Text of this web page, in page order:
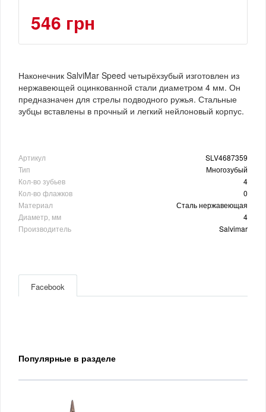
546 грн
Наконечник SalviMar Speed четырёхзубый изготовлен из
нержавеющей оцинкованной стали диаметром 4 мм. Он
предназначен для стрелы подводного ружья. Стальные
зубцы вставлены в прочный и легкий нейлоновый корпус.
Артикул
SLV4687359
Тип
Многозубый
Кол-во зубьев
4
Кол-во флажков
0
Материал
Сталь нержавеющая
Диаметр, мм
4
Производитель
Salvimar
Facebook
Популярные в разделе